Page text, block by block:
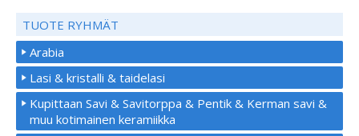
TUOTE RYHMÄT
Arabia
Lasi & kristalli & taidelasi
Kupittaan Savi & Savitorppa & Pentik & Kerman savi &
muu kotimainen keramiikka